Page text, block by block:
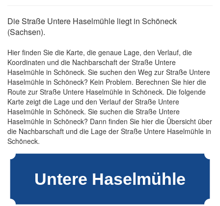
Die Straße Untere Haselmühle liegt in Schöneck
(Sachsen).
Hier finden Sie die Karte, die genaue Lage, den Verlauf, die
Koordinaten und die Nachbarschaft der Straße Untere
Haselmühle in Schöneck. Sie suchen den Weg zur Straße Untere
Haselmühle in Schöneck? Kein Problem. Berechnen Sie hier die
Route zur Straße Untere Haselmühle in Schöneck. Die folgende
Karte zeigt die Lage und den Verlauf der Straße Untere
Haselmühle in Schöneck. Sie suchen die Straße Untere
Haselmühle in Schöneck? Dann finden Sie hier die Übersicht über
die Nachbarschaft und die Lage der Straße Untere Haselmühle in
Schöneck.